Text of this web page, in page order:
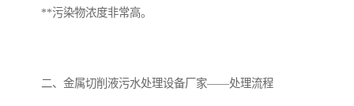
**污染物浓度非常高。
二、金属切削液污水处理设备厂家——处理流程